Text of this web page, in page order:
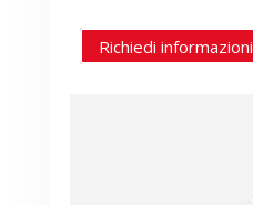
Richiedi informazioni